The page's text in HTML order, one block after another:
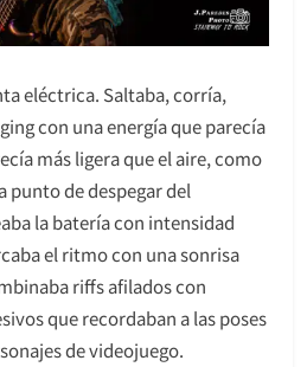
eléctrica. Saltaba, corría,
con una energía que parecía
más ligera que el aire, como
punto de despegar del
la batería con intensidad
el ritmo con una sonrisa
riffs afilados con
que recordaban a las poses
de videojuego.